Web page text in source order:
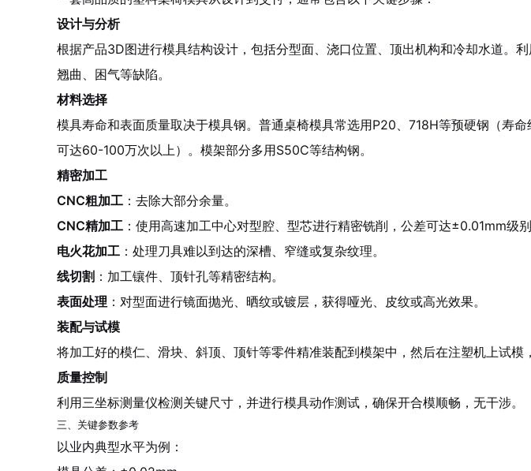
设计与分析
根据产品3D图进行模具结构设计，包括分型面、浇口位置、顶出机构和冷却水道。
翘曲、困气等缺陷。
材料选择
模具寿命和表面质量取决于模具钢。普通桌椅模具常选用P20、718H等预硬钢（寿
可达60-100万次以上）。模架部分多用S50C等结构钢。
精密加工
CNC粗加工 ：去除大部分余量。
CNC精加工 ：使用高速加工中心对型腔、型芯进行精密铣削，公差可达±0.01mm级别
电火花加工 ：处理刀具难以到达的深槽、窄缝或复杂纹理。
线切割 ：加工镶件、顶针孔等精密结构。
表面处理 ：对型面进行镜面抛光、晒纹或镀层，获得哑光、皮纹或高光效果。
装配与试模
将加工好的模仁、滑块、斜顶、顶针等零件精准装配到模架中，然后在注塑机上试模
质量控制
利用三坐标测量仪检测关键尺寸，并进行模具动作测试，确保开合模顺畅，无干涉。
三、关键参数参考
以业内典型水平为例：